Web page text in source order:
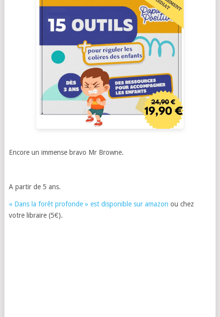
Encore un immense bravo Mr Browne.
A partir de 5 ans.
« Dans la forêt profonde » est disponible sur amazon ou chez
votre libraire (5€).